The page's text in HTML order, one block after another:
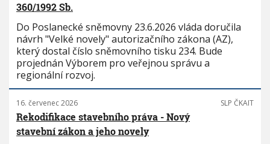
360/1992 Sb.
Do Poslanecké sněmovny 23.6.2026 vláda doručila
návrh "Velké novely" autorizačního zákona (AZ),
který dostal číslo sněmovního tisku 234. Bude
projednán Výborem pro veřejnou správu a
regionální rozvoj.
16. červenec 2026 SLP ČKAIT
Rekodifikace stavebního práva - Nový
stavební zákon a jeho novely